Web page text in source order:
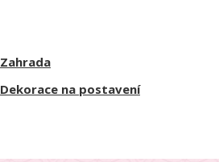
Zahrada
Dekorace na postavení